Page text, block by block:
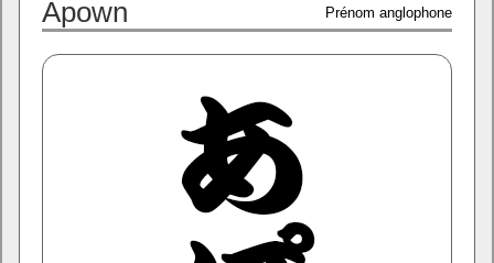
Apown Prénom anglophone